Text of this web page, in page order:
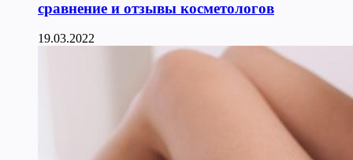
сравнение и отзывы косметологов
19.03.2022